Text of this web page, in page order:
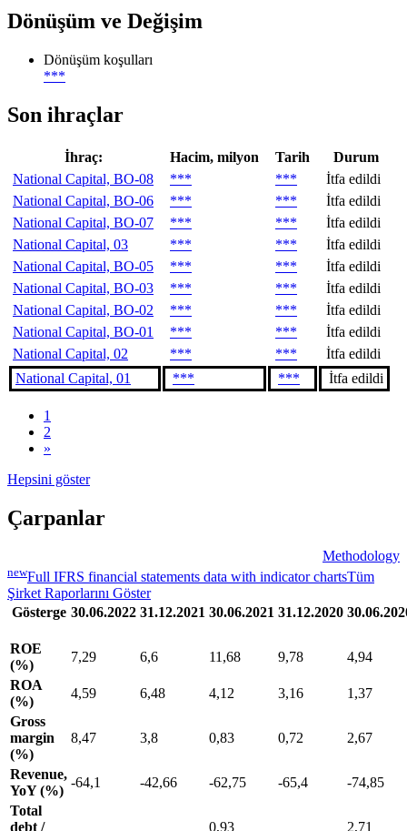
Dönüşüm ve Değişim
Dönüşüm koşulları
***
Son ihraçlar
İhraç: Hacim, milyon Tarih
Durum
National Capital, BO-08
*** ***
İtfa edildi
National Capital, BO-06
*** ***
İtfa edildi
National Capital, BO-07
*** ***
İtfa edildi
National Capital, 03
*** ***
İtfa edildi
National Capital, BO-05
*** ***
İtfa edildi
National Capital, BO-03
*** ***
İtfa edildi
National Capital, BO-02
*** ***
İtfa edildi
National Capital, BO-01
*** ***
İtfa edildi
National Capital, 02
*** ***
İtfa edildi
National Capital, 01
*** *** İtfa edildi
1
2
»
Hepsini göster
Çarpanlar
Methodology
newFull IFRS financial statements data with indicator chartsTüm
Şirket Raporlarını Göster
Gösterge 30.06.2022 31.12.2021 30.06.2021 31.12.2020
ROE
(%)
7,29 6,6 11,68 9,78
4,94
ROA
(%)
4,59 6,48 4,12 3,16
1,37
Gross
margin
(%)
8,47 3,8 0,83 0,72 2,67
Revenue,
YoY (%)
-64,1 -42,66 -62,75 -65,4
-74,85
Total
debt /
0,93 2,71